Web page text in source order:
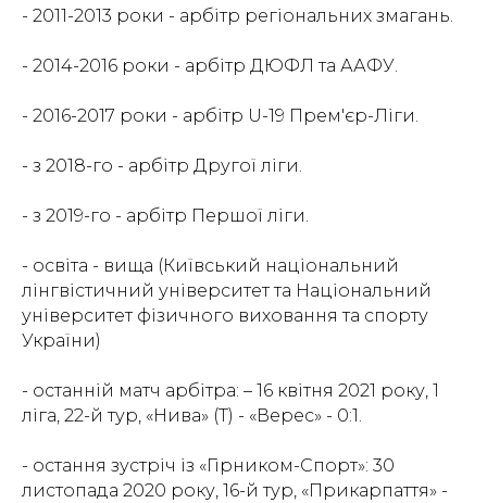
- 2011-2013 роки - арбітр регіональних змагань.
- 2014-2016 роки - арбітр ДЮФЛ та ААФУ.
- 2016-2017 роки - арбітр U-19 Прем'єр-Ліги.
- з 2018-го - арбітр Другої ліги.
- з 2019-го - арбітр Першої ліги.
- освіта - вища (Київський національний
лінгвістичний університет та Національний
університет фізичного виховання та спорту
України)
- останній матч арбітра: – 16 квітня 2021 року, 1
ліга, 22-й тур, «Нива» (Т) - «Верес» - 0:1.
- остання зустріч із «Гірником-Спорт»: 30
листопада 2020 року, 16-й тур, «Прикарпаття» -